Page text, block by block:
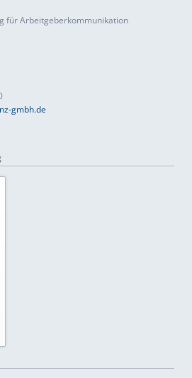
für Arbeitgeberkommunikation
gmbh.de